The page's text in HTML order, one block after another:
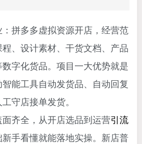
拼多多虚拟资源开店，经营范
、设计素材、干货文档、产品
字化货品。项目一大优势就是
能工具自动发货品、自动回复
守店接单发货。
齐全，从开店选品到运营引流
手看懂就能落地实操。新店普